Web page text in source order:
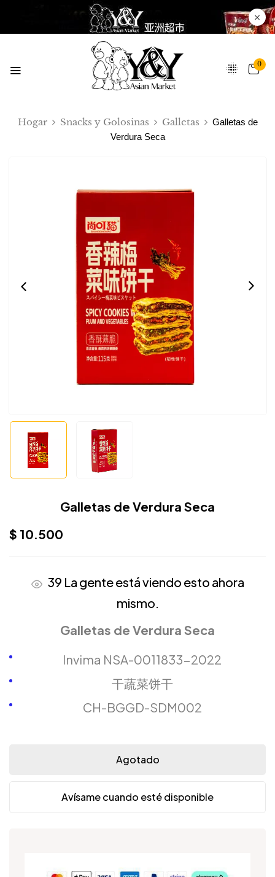
0
Hogar Snacks y Golosinas Galletas
Galletas de
Verdura Seca
Galletas de Verdura Seca
$ 10.500
39 La gente está viendo esto ahora
mismo.
Galletas de Verdura Seca
Invima NSA-0011833-2022
干蔬菜饼干
CH-BGGD-SDM002
Agotado
Avísame cuando esté disponible